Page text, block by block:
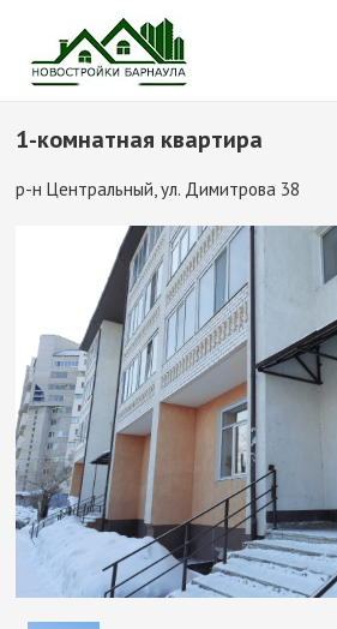
1-комнатная квартира
р-н Центральный, ул. Димитрова 38